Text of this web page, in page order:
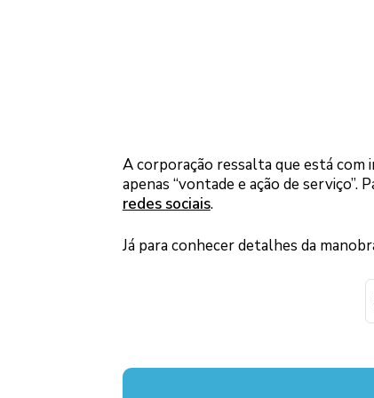
A corporação ressalta que está
apenas “vontade e ação de serviço”.
redes sociais.
Já para conhecer detalhes da